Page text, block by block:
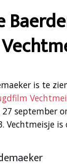
is te
september
Vechtmeisje